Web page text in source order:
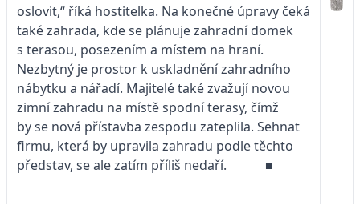
oslovit,“ říká hostitelka. Na konečné úpravy čeká
také zahrada, kde se plánuje zahradní domek
s terasou, posezením a místem na hraní.
Nezbytný je prostor k uskladnění zahradního
nábytku a nářadí. Majitelé také zvažují novou
zimní zahradu na místě spodní terasy, čímž
by se nová přístavba zespodu zateplila. Sehnat
firmu, která by upravila zahradu podle těchto
představ, se ale zatím příliš nedaří.
■